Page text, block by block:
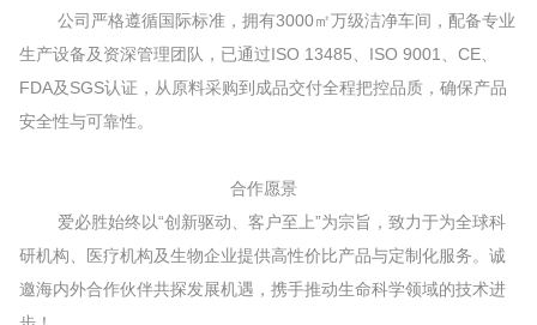
公司严格遵循国际标准，拥有3000㎡万级洁净车间，配备专业
生产设备及资深管理团队，已通过ISO 13485、ISO 9001、CE、
FDA及SGS认证，从原料采购到成品交付全程把控品质，确保产品
安全性与可靠性。
合作愿景
爱必胜始终以“创新驱动、客户至上”为宗旨，致力于为全球科
研机构、医疗机构及生物企业提供高性价比产品与定制化服务。诚
邀海内外合作伙伴共探发展机遇，携手推动生命科学领域的技术进